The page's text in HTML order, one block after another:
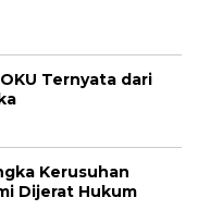
Ternyata dari
Kerusuhan
Dijerat Hukum